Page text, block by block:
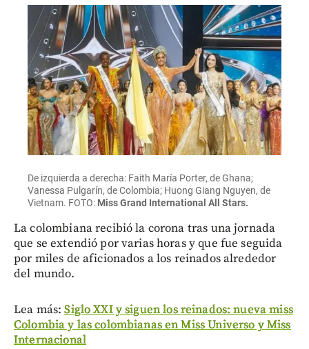
De izquierda a derecha: Faith María Porter, de Ghana;
Vanessa Pulgarín, de Colombia; Huong Giang Nguyen, de
Vietnam. FOTO: Miss Grand International All Stars.
La colombiana recibió la corona tras una jornada
que se extendió por varias horas y que fue seguida
por miles de aficionados a los reinados alrededor
del mundo.
Lea más:Siglo XXI y siguen los reinados: nueva miss
Colombia y las colombianas en Miss Universo y Miss
Internacional